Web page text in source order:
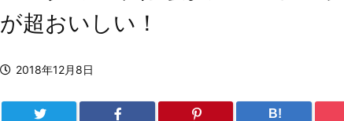
が超おいしい！
2018年12月8日
B!